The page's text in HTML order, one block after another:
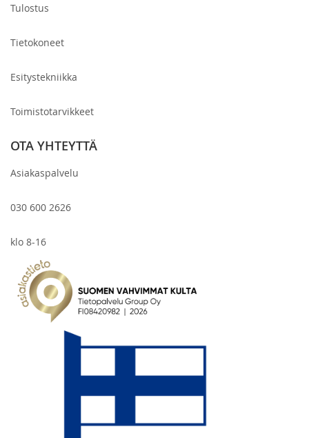
Tulostus
Tietokoneet
Esitystekniikka
Toimistotarvikkeet
OTA YHTEYTTÄ
Asiakaspalvelu
030 600 2626
klo 8-16